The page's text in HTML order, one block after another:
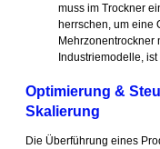
muss im Trockner
herrschen, um eine
Mehrzonentrockner
Industriemodelle,
Optimierung &
Skalierung
Die Überführung eines